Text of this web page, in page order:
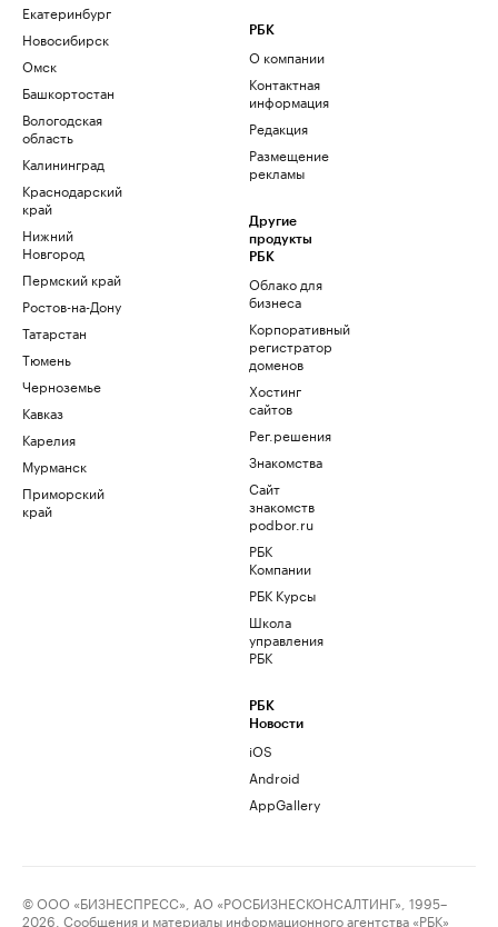
Екатеринбург
Новосибирск
Омск
Башкортостан
Вологодская
область
Калининград
Краснодарский
край
Нижний
Новгород
Пермский край
Ростов-на-Дону
Татарстан
Тюмень
Черноземье
Кавказ
Карелия
Мурманск
Приморский
край
РБК
О компании
Контактная
информация
Редакция
Размещение
рекламы
Другие
продукты
РБК
Облако для
бизнеса
Корпоративный
регистратор
доменов
Хостинг
сайтов
Рег.решения
Знакомства
Сайт
знакомств
podbor.ru
РБК
Компании
РБК Курсы
Школа
управления
РБК
РБК
Новости
iOS
Android
AppGallery
© ООО «БИЗНЕСПРЕСС», АО «РОСБИЗНЕСКОНСАЛТИНГ», 1995–
2026. Сообщения и материалы информационного агентства «РБК»